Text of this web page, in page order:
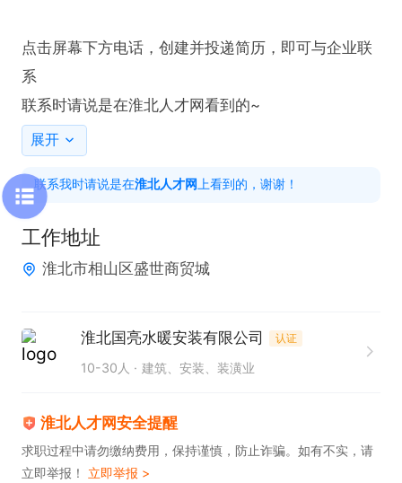
点击屏幕下方电话，创建并投递简历，即可与企业联
系
联系时请说是在淮北人才网看到的~
展开
联系我时请说是在淮北人才网 上看到的，谢谢！
工作地址
淮北市相山区盛世商贸城
淮北国亮水暖安装有限公司 认证
10-30人 建筑、安装、装潢业
淮北人才网安全提醒
求职过程中请勿缴纳费用，保持谨慎，防止诈骗。如有不实，请
立即举报！ 立即举报 >